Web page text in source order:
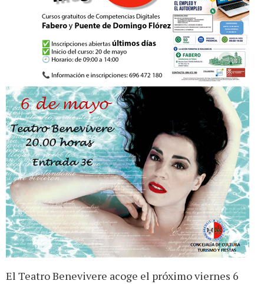
El Teatro Benevivere acoge el próximo viernes 6